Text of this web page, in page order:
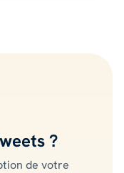
?
de votre